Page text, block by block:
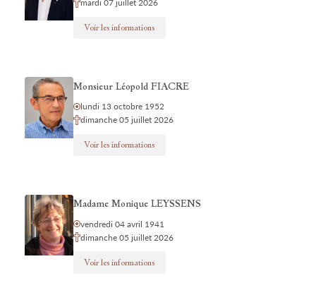
mardi 07 juillet 2026
Voir les informations
Monsieur Léopold FIACRE
lundi 13 octobre 1952
dimanche 05 juillet 2026
Voir les informations
Madame Monique LEYSSENS
vendredi 04 avril 1941
dimanche 05 juillet 2026
Voir les informations